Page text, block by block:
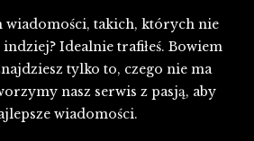
wiadomości, takich, których nie
Idealnie trafiłeś. Bowiem
tylko to, czego nie ma
nasz serwis z pasją, aby
wiadomości.